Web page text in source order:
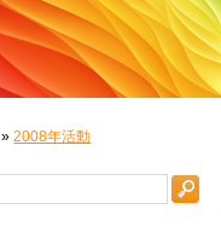
»2008年活動